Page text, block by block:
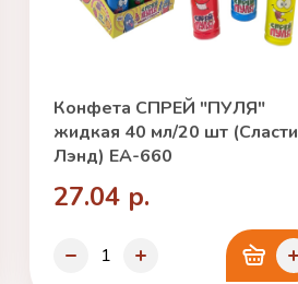
Конфета СПРЕЙ "ПУЛЯ"
жидкая 40 мл/20 шт (Сласти
Лэнд) ЕА-660
27.04 р.